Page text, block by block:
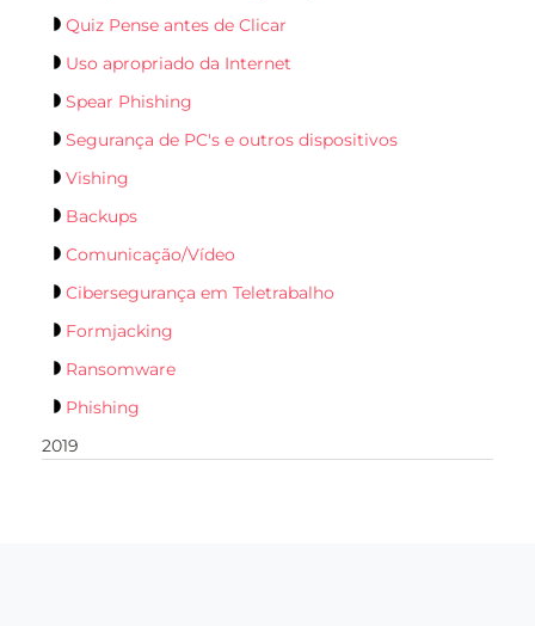
Quiz Pense antes de Clicar
Uso apropriado da Internet
Spear Phishing
Segurança de PC's e outros dispositivos
Vishing
Backups
Comunicação/Vídeo
Cibersegurança em Teletrabalho
Formjacking
Ransomware
Phishing
2019